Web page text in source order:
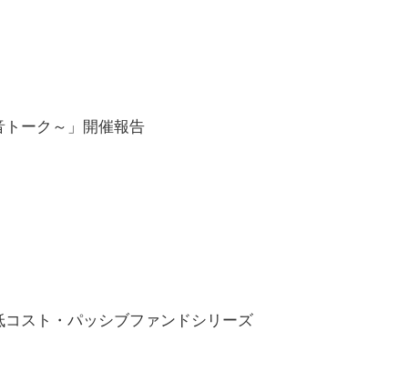
トーク～」開催報告
スト・パッシブファンドシリーズ